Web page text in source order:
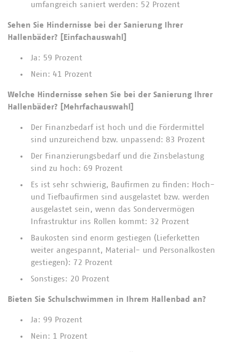
umfangreich saniert werden: 52 Prozent
Sehen Sie Hindernisse bei der Sanierung Ihrer
Hallenbäder? [Einfachauswahl]
Ja: 59 Prozent
Nein: 41 Prozent
Welche Hindernisse sehen Sie bei der Sanierung Ihrer
Hallenbäder? [Mehrfachauswahl]
Der Finanzbedarf ist hoch und die Fördermittel
sind unzureichend bzw. unpassend: 83 Prozent
Der Finanzierungsbedarf und die Zinsbelastung
sind zu hoch: 69 Prozent
Es ist sehr schwierig, Baufirmen zu finden: Hoch-
und Tiefbaufirmen sind ausgelastet bzw. werden
ausgelastet sein, wenn das Sondervermögen
Infrastruktur ins Rollen kommt: 32 Prozent
Baukosten sind enorm gestiegen (Lieferketten
weiter angespannt, Material- und Personalkosten
gestiegen): 72 Prozent
Sonstiges: 20 Prozent
Bieten Sie Schulschwimmen in Ihrem Hallenbad an?
Ja: 99 Prozent
Nein: 1 Prozent